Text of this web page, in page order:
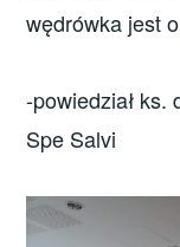
wędrówka jest
-powiedział ks.
Spe Salvi